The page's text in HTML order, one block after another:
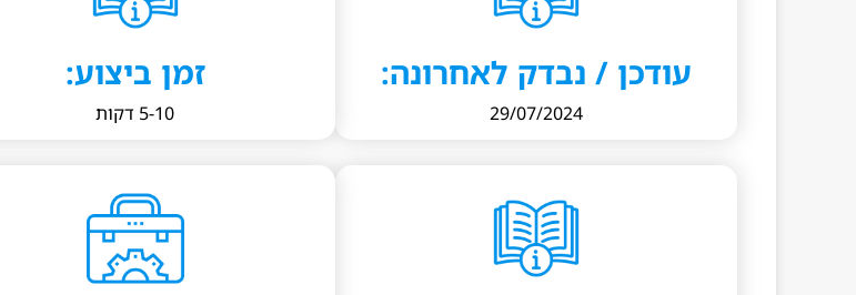
עודכן / נבדק לאחרונה:
29/07/2024
זמן ביצוע:
5-10 דקות